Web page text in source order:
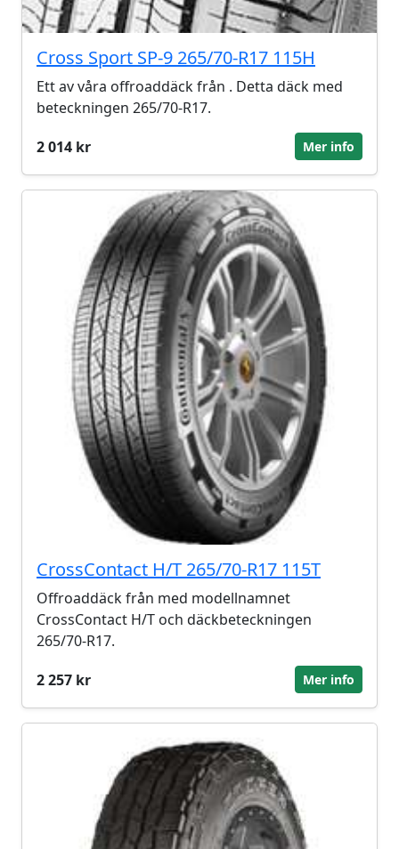
Cross Sport SP-9 265/70-R17 115H
Ett av våra offroaddäck från . Detta däck med
beteckningen 265/70-R17.
2 014 kr
Mer info
CrossContact H/T 265/70-R17 115T
Offroaddäck från med modellnamnet
CrossContact H/T och däckbeteckningen
265/70-R17.
2 257 kr
Mer info